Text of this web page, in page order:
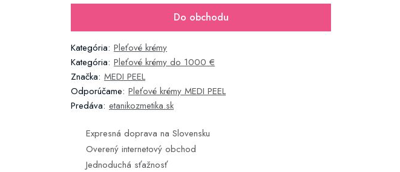
Do obchodu
Kategória: Pleťové krémy
Kategória: Pleťové krémy do 1000 €
Značka: MEDI PEEL
Odporúčame: Pleťové krémy MEDI PEEL
Predáva: etanikozmetika.sk
Expresná doprava na Slovensku
Overený internetový obchod
Jednoduchá sťažnosť